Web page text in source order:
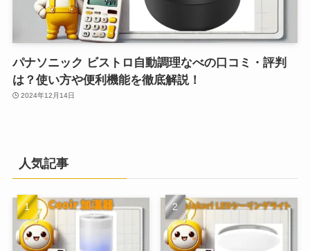
パナソニック ビストロ自動調理なべの口コミ・評判
は？使い方や便利機能を徹底解説！
2024年12月14日
人気記事